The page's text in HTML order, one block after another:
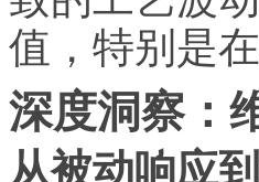
值，特别是
深度洞察：
从被动响应